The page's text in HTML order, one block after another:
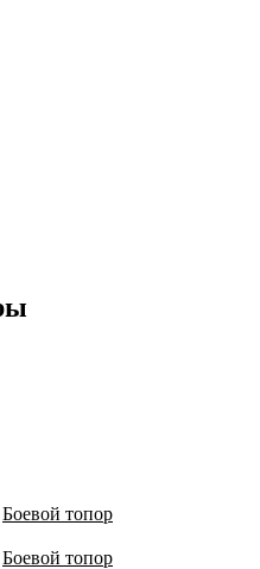
Боевой топор
Боевой топор